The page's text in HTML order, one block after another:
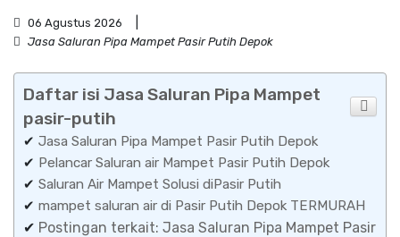
06 Agustus 2026
Jasa Saluran Pipa Mampet Pasir Putih Depok
Daftar isi Jasa Saluran Pipa Mampet
pasir-putih
✔ Jasa Saluran Pipa Mampet Pasir Putih Depok
✔ Pelancar Saluran air Mampet Pasir Putih Depok
✔ Saluran Air Mampet Solusi diPasir Putih
✔ mampet saluran air di Pasir Putih Depok TERMURAH
✔ Postingan terkait: Jasa Saluran Pipa Mampet Pasir